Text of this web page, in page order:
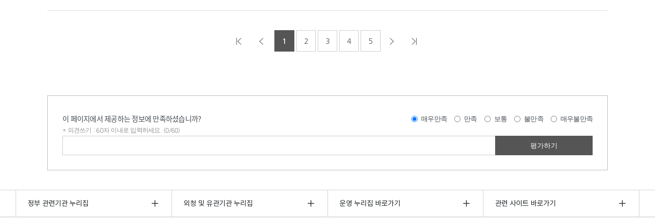
1 2 3 4 5
이 페이지에서 제공하는 정보에 만족하셨습니까? 매우만족 만족 보통 불만족 매우불만족
* 의견쓰기 : 60자 이내로 입력하세요. (0/60)
정부 관련기관 누리집 외청 및 유관기관 누리집 운영 누리집 바로가기 관련 사이트 바로가기